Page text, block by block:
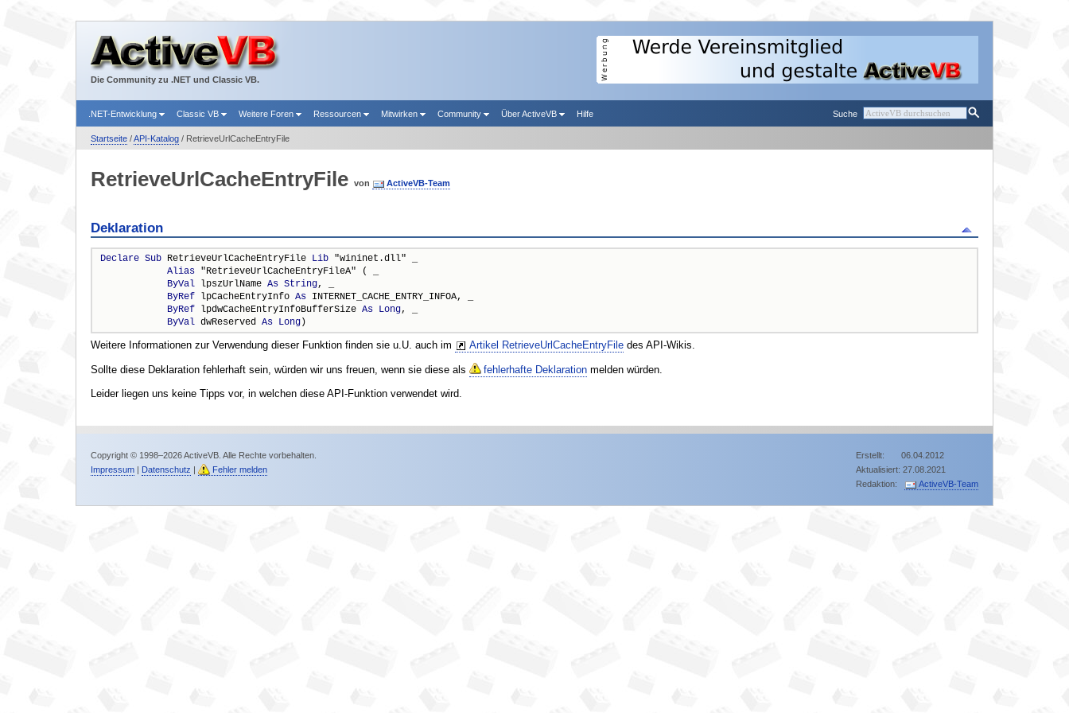
Die Community zu .NET und Classic VB.
Suche
.NET-Entwicklung Classic VB Weitere Foren Ressourcen Mitwirken Community Über ActiveVB Hilfe
Startseite/API-Katalog/ RetrieveUrlCacheEntryFile
RetrieveUrlCacheEntryFile von ActiveVB-Team
Deklaration
Declare Sub RetrieveUrlCacheEntryFile Lib "wininet.dll" _
Alias "RetrieveUrlCacheEntryFileA" ( _
ByVal lpszUrlName As String, _
ByRef lpCacheEntryInfo As INTERNET_CACHE_ENTRY_INFOA, _
ByRef lpdwCacheEntryInfoBufferSize As Long, _
ByVal dwReserved As Long)
Weitere Informationen zur Verwendung dieser Funktion finden sie u.U. auch im Artikel RetrieveUrlCacheEntryFiledes API-Wikis.
Sollte diese Deklaration fehlerhaft sein, würden wir uns freuen, wenn sie diese als fehlerhafte Deklarationmelden würden.
Leider liegen uns keine Tipps vor, in welchen diese API-Funktion verwendet wird.
Erstellt: 06.04.2012
Aktualisiert: 27.08.2021
Redaktion:
ActiveVB-Team
Copyright © 1998–2026 ActiveVB. Alle Rechte vorbehalten.
Impressum| Datenschutz Fehler melden